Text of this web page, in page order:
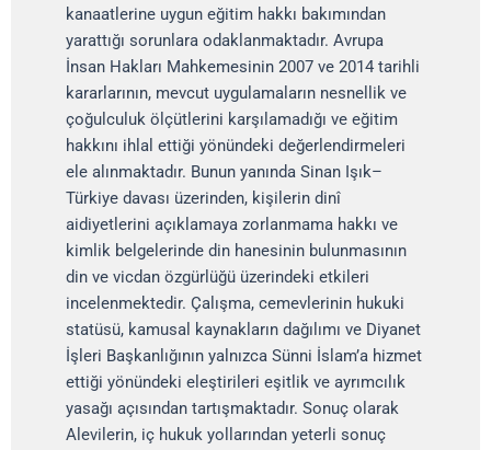
kanaatlerine uygun eğitim hakkı bakımından
yarattığı sorunlara odaklanmaktadır. Avrupa
İnsan Hakları Mahkemesinin 2007 ve 2014 tarihli
kararlarının, mevcut uygulamaların nesnellik ve
çoğulculuk ölçütlerini karşılamadığı ve eğitim
hakkını ihlal ettiği yönündeki değerlendirmeleri
ele alınmaktadır. Bunun yanında Sinan Işık–
Türkiye davası üzerinden, kişilerin dinî
aidiyetlerini açıklamaya zorlanmama hakkı ve
kimlik belgelerinde din hanesinin bulunmasının
din ve vicdan özgürlüğü üzerindeki etkileri
incelenmektedir. Çalışma, cemevlerinin hukuki
statüsü, kamusal kaynakların dağılımı ve Diyanet
İşleri Başkanlığının yalnızca Sünni İslam’a hizmet
ettiği yönündeki eleştirileri eşitlik ve ayrımcılık
yasağı açısından tartışmaktadır. Sonuç olarak
Alevilerin, iç hukuk yollarından yeterli sonuç